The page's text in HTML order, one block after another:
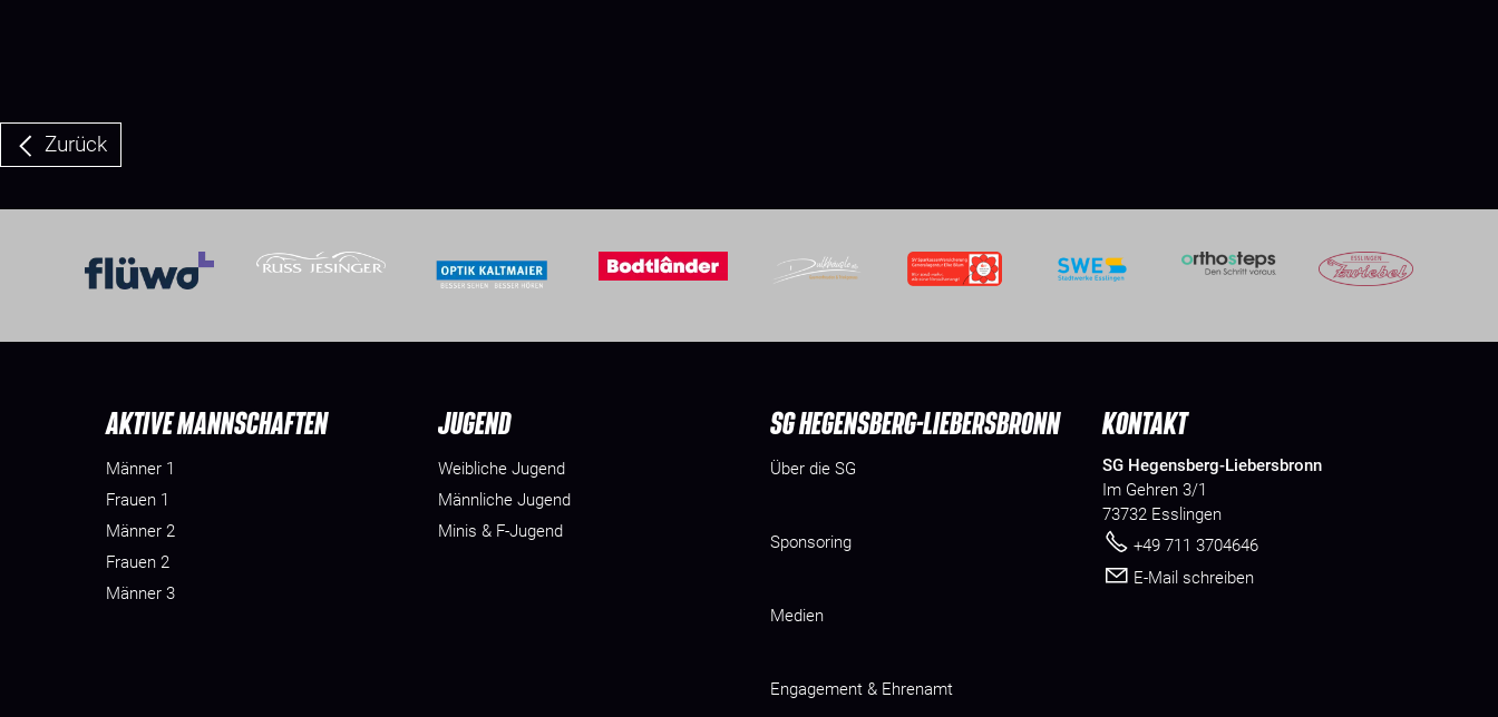
Zurück
AKTIVE MANNSCHAFTEN
Männer 1
Frauen 1
Männer 2
Frauen 2
Männer 3
JUGEND
Weibliche Jugend
Männliche Jugend
Minis & F-Jugend
SG HEGENSBERG-LIEBERSBRONN
Über die SG
Sponsoring
Medien
Engagement & Ehrenamt
KONTAKT
SG Hegensberg-Liebersbronn
Im Gehren 3/1
73732 Esslingen
+49 711 3704646
E-Mail schreiben